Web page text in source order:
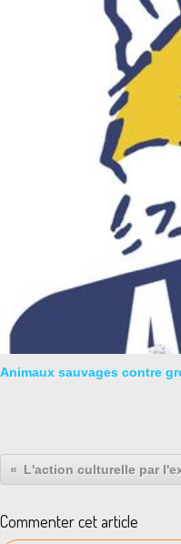
Animaux sauvages contre
L'action culturelle par
Commenter cet article